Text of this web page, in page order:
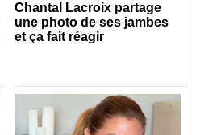
Chantal Lacroix partage
une photo de ses jambes
et ça fait réagir